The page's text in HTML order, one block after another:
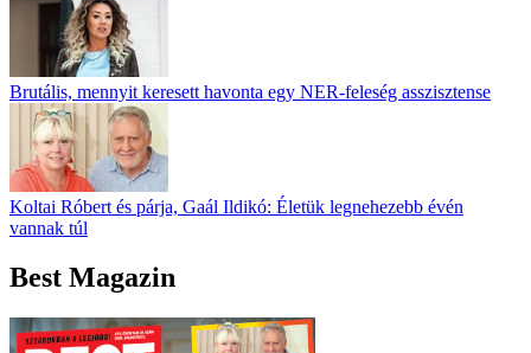
Brutális, mennyit keresett havonta egy NER-feleség asszisztense
Koltai Róbert és párja, Gaál Ildikó: Életük legnehezebb évén
vannak túl
Best Magazin